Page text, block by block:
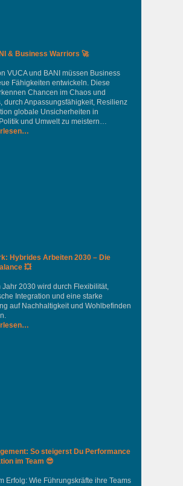
& Business Warriors 🚀
VUCA und BANI müssen Business
Fähigkeiten entwickeln. Diese
Chancen im Chaos und
durch Anpassungsfähigkeit, Resilienz
globale Unsicherheiten in
und Umwelt zu meistern…
Hybrides Arbeiten 2030 – Die
💥
Jahr 2030 wird durch Flexibilität,
Integration und eine starke
auf Nachhaltigkeit und Wohlbefinden
So steigerst Du Performance
im Team 😎
Erfolg: Wie Führungskräfte ihre Teams